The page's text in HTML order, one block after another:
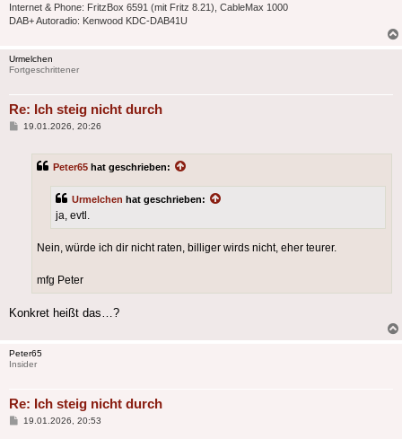
Internet & Phone: FritzBox 6591 (mit Fritz 8.21), CableMax 1000
DAB+ Autoradio: Kenwood KDC-DAB41U
Urmelchen
Fortgeschrittener
Re: Ich steig nicht durch
Beitrag
19.01.2026, 20:26
Peter65 hat geschrieben:
Urmelchen hat geschrieben:
ja, evtl.
Nein, würde ich dir nicht raten, billiger wirds nicht, eher teurer.
mfg Peter
Konkret heißt das…?
Peter65
Insider
Re: Ich steig nicht durch
Beitrag
19.01.2026, 20:53